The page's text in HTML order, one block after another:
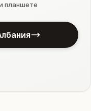
планшете